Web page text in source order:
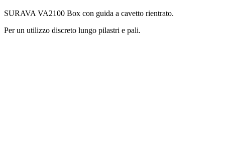
SURAVA VA2100 Box con guida a cavetto rientrato.
Per un utilizzo discreto lungo pilastri e pali.